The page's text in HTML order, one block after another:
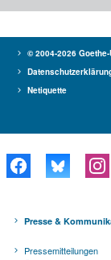
© 2004-2026
Netiquette
Presse &
Pressemitteilungen